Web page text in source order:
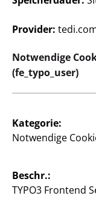
Edelstahl, ca. 1,7
8 €
Provider:
Notwendige
(fe_typo_user)
Kategorie:
Notwendige
Beschr.:
TYPO3 Frontend